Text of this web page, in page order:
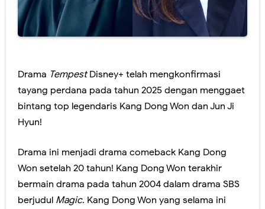
Drama TempestDisney+ telah mengkonfirmasi
tayang perdana pada tahun 2025 dengan menggaet
bintang top legendaris Kang Dong Won dan Jun Ji
Hyun!
Drama ini menjadi drama comeback Kang Dong
Won setelah 20 tahun! Kang Dong Won terakhir
bermain drama pada tahun 2004 dalam drama SBS
berjudul Magic. Kang Dong Won yang selama ini